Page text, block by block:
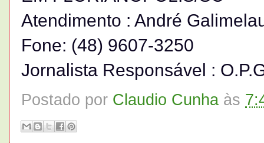
Atendimento : André
Fone: (48) 9607-3250
Jornalista Responsável :
Postado por Claudio Cunha às